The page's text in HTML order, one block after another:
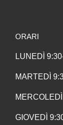
ORARI
LUNEDÌ
MARTEDÌ
GIOVEDÌ